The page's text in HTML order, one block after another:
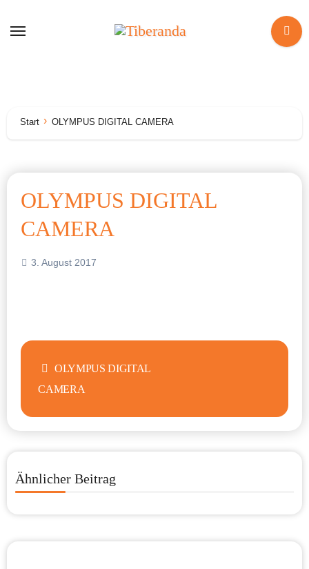
Inhalt
Start OLYMPUS DIGITAL CAMERA
OLYMPUS DIGITAL
CAMERA
3. August 2017
Beitragsnavigation
OLYMPUS DIGITAL
CAMERA
Ähnlicher Beitrag